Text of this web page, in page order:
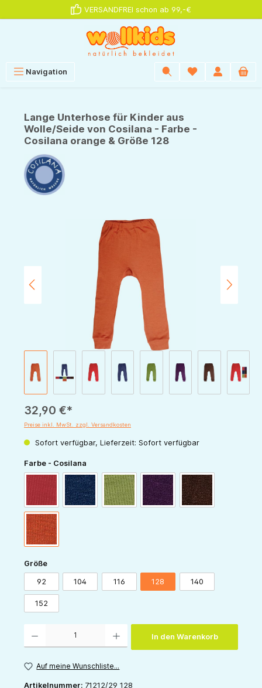
VERSANDFREI schon ab 99,-€
Navigation
Lange Unterhose für Kinder aus
Wolle/Seide von Cosilana - Farbe -
Cosilana orange & Größe 128
Bildergalerie überspringen
32,90 €*
Preise inkl. MwSt. zzgl. Versandkosten
Sofort verfügbar, Lieferzeit: Sofort verfügbar
Farbe - Cosilana
marine grün pflaume schoko
orange
Größeauswählen
92 104 116 128 140
152
In den Warenkorb
Auf meine Wunschliste...
Artikelnummer: 71212/29 128